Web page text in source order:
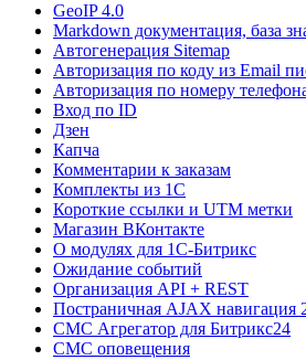
GeoIP 4.0
Markdown документация, база
Автогенерация Sitemap
Авторизация по коду из Email
Авторизация по номеру
Вход по ID
Дзен
Капча
Комментарии к заказам
Комплекты из 1C
Короткие ссылки и UTM метки
Магазин ВКонтакте
О модулях для 1С-Битрикс
Ожидание событий
Организация API + REST
Постраничная AJAX навигация
СМС Агрегатор для Битрикс24
СМС оповещения